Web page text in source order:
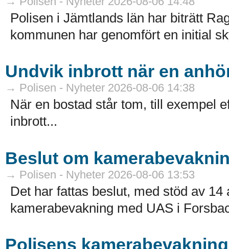
Polisen i Jämtlands län har biträtt
kommunen har genomfört en initial
Undvik inbrott när en
→ Polisen - Nyheter 2026-08-06 14:38
När en bostad står tom, till exempel
inbrott...
Beslut om
→ Polisen - Nyheter 2026-08-06 13:53
Det har fattas beslut, med stöd av
kamerabevakning med UAS i
Polisens